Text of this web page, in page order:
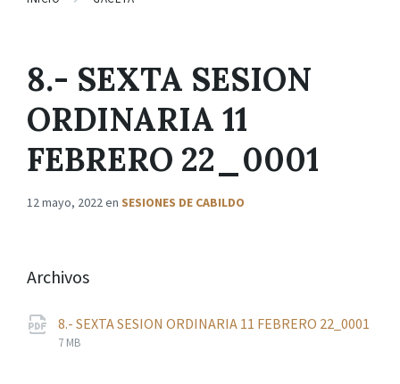
8.- SEXTA SESION
ORDINARIA 11
FEBRERO 22_0001
12 mayo, 2022en SESIONES DE CABILDO
Archivos
8.- SEXTA SESION ORDINARIA 11 FEBRERO 22_0001
File
pdf
File
7 MB